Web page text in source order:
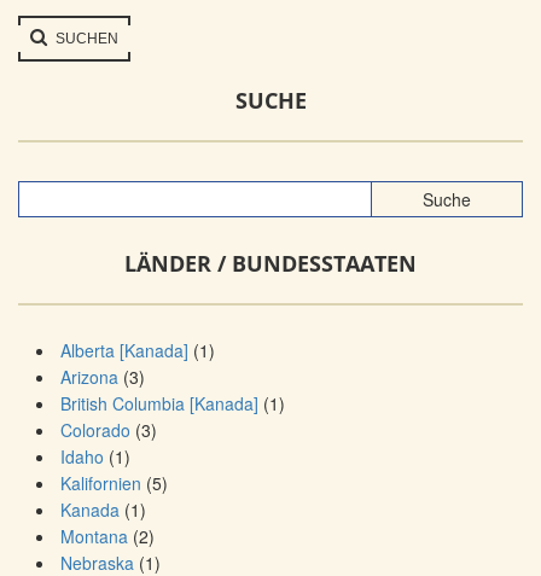
SUCHEN
SUCHE
LÄNDER / BUNDESSTAATEN
Alberta [Kanada] (1)
Arizona (3)
British Columbia [Kanada] (1)
Colorado (3)
Idaho (1)
Kalifornien (5)
Kanada (1)
Montana (2)
Nebraska (1)